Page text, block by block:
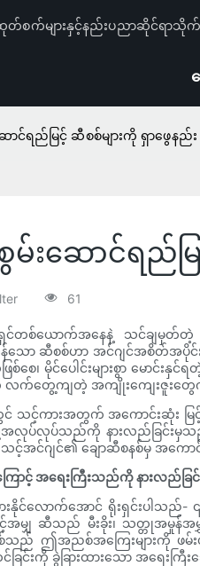
တ်စက်များနှင့်နည်းပညာဆိုင်ရာသိုက်
ရည်မြင့် ဆီစစ်များကို ရှာဖွေနည်း
ဆောင်ရည်မြ
61
ရှင်တစ်ယောက်အနေနဲ့ သင်ချမှတ်
ော ဆီစစ်ဟာ အင်ဂျင်အစိတ်အပို
မိုင်ပေါင်းများစွာ မောင်းနှ
လက်တွေ့ကျတဲ့ အကျိုးကျေးဇူးတွေ
းတွင် သင့်ကားအတွက် အကောင်းဆုံး
လုပ်သည်ကို နားလည်ခြင်းမှသည် ပစ္
ဂျင်၏ ချောဆီစနစ်မှ အကောင်း
ောင့် အရေးကြီးသည်ကို နားလည်ခြင်
ာက်အောင် ရိုးရှင်းပါသည်- ၎င်း
ဆီသည် မီးခိုး၊ သတ္တုအမှုန်အမွှား
ည် ဤအညစ်အကြေးများကို ဖမ်း
ြင်းကို ခွဲခြားထားသော အရေးက